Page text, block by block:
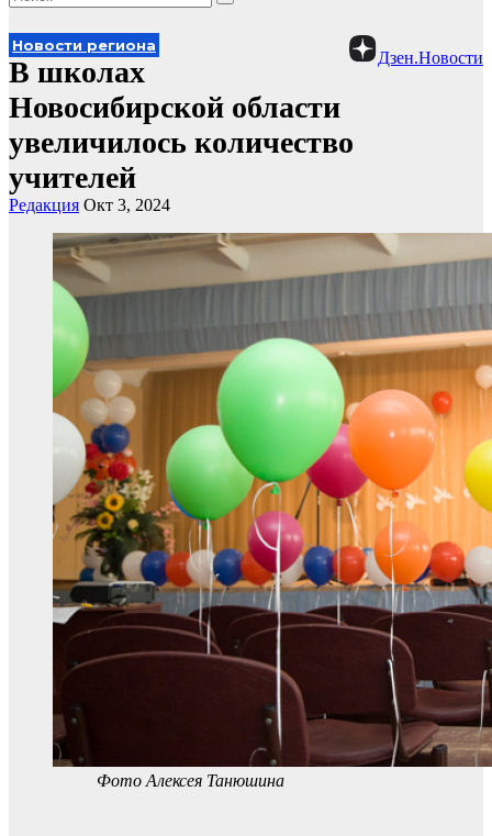
Дзен.Новости
Новости региона
В школах
Новосибирской области
увеличилось количество
учителей
Редакция Окт 3, 2024
Фото Алексея Танюшина